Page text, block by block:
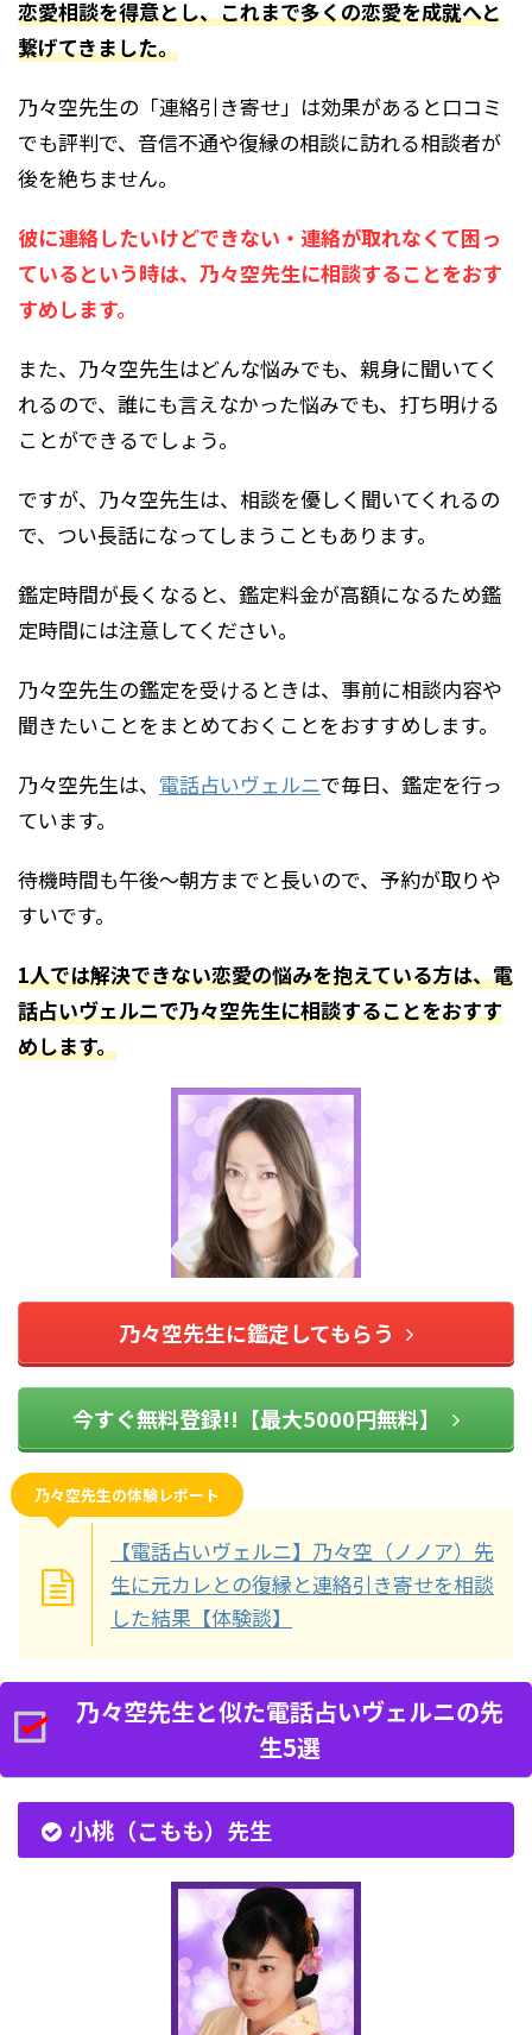
恋愛相談を得意とし、これまで多くの恋愛を成就へと
繋げてきました。
乃々空先生の「連絡引き寄せ」は効果があると口コミ
でも評判で、音信不通や復縁の相談に訪れる相談者が
後を絶ちません。
彼に連絡したいけどできない・連絡が取れなくて困っ
ているという時は、乃々空先生に相談することをおす
すめします。
また、乃々空先生はどんな悩みでも、親身に聞いてく
れるので、誰にも言えなかった悩みでも、打ち明ける
ことができるでしょう。
ですが、乃々空先生は、相談を優しく聞いてくれるの
で、つい長話になってしまうこともあります。
鑑定時間が長くなると、鑑定料金が高額になるため鑑
定時間には注意してください。
乃々空先生の鑑定を受けるときは、事前に相談内容や
聞きたいことをまとめておくことをおすすめします。
乃々空先生は、 電話占いヴェルニで毎日、鑑定を行っ
ています。
待機時間も午後～朝方までと長いので、予約が取りや
すいです。
1人では解決できない恋愛の悩みを抱えている方は、電
話占いヴェルニで乃々空先生に相談することをおすす
めします。
乃々空先生に鑑定してもらう
今すぐ無料登録!!【最大5000円無料】
乃々空先生の体験レポート
【電話占いヴェルニ】乃々空（ノノア）先
生に元カレとの復縁と連絡引き寄せを相談
した結果【体験談】
乃々空先生と似た電話占いヴェルニの先
生5選
小桃（こもも）先生